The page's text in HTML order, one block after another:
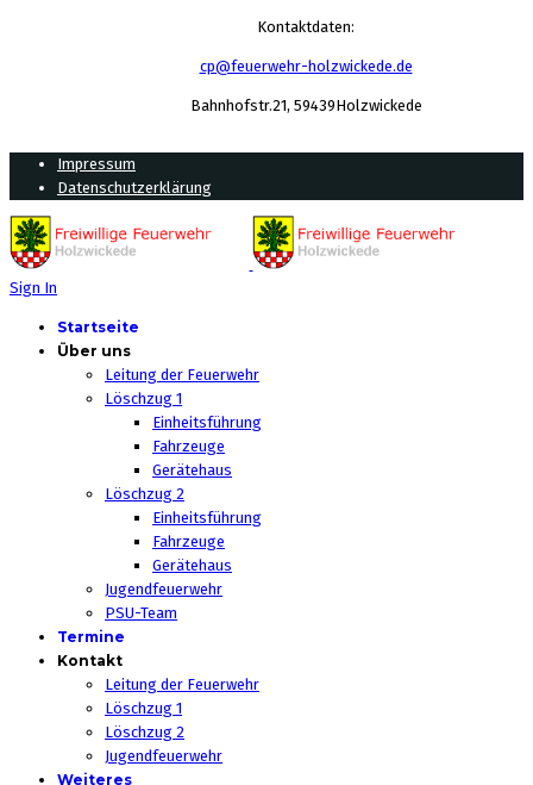
Kontaktdaten:
cp@feuerwehr-holzwickede.de
Bahnhofstr.21, 59439Holzwickede
Impressum
Datenschutzerklärung
Sign In
Startseite
Über uns
Leitung der Feuerwehr
Löschzug 1
Einheitsführung
Fahrzeuge
Gerätehaus
Löschzug 2
Einheitsführung
Fahrzeuge
Gerätehaus
Jugendfeuerwehr
PSU-Team
Termine
Kontakt
Leitung der Feuerwehr
Löschzug 1
Löschzug 2
Jugendfeuerwehr
Weiteres